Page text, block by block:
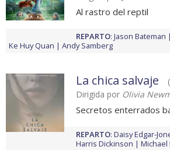
Al rastro del reptil
REPARTO: Jason Bateman
Ke Huy Quan
Andy Samberg
La chica salvaje
Dirigida por Olivia
Secretos enterrados
REPARTO: Daisy Edgar-
Harris Dickinson
Michael